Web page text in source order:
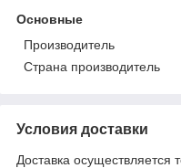
Основные
Производитель
Страна производитель
Условия доставки
Доставка осуществляется